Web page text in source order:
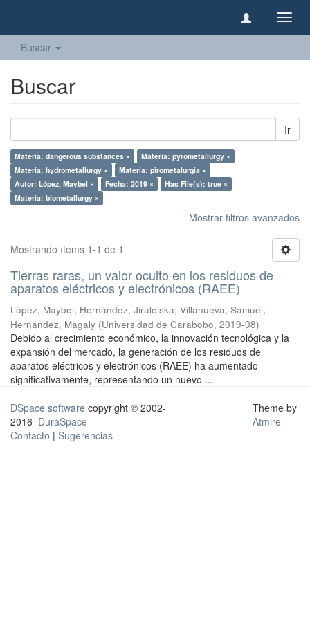
Buscar
Buscar
Ir
Materia: dangerous substances ×
Materia: pyrometallurgy ×
Materia: hydrometallurgy ×
Materia: pirometalurgia ×
Autor: López, Maybel ×
Fecha: 2019 ×
Has File(s): true ×
Materia: biometallurgy ×
Mostrar filtros avanzados
Mostrando ítems 1-1 de 1
Tierras raras, un valor oculto en los residuos de
aparatos eléctricos y electrónicos (RAEE)
López, Maybel; Hernández, Jiraleiska; Villanueva, Samuel;
Hernández, Magaly (Universidad de Carabobo, 2019-08)
Debido al crecimiento económico, la innovación tecnológica y la
expansión del mercado, la generación de los residuos de
aparatos eléctricos y electrónicos (RAEE) ha aumentado
significativamente, representando un nuevo ...
DSpace software copyright © 2002-
2016 DuraSpace
Contacto | Sugerencias
Theme by
Atmire